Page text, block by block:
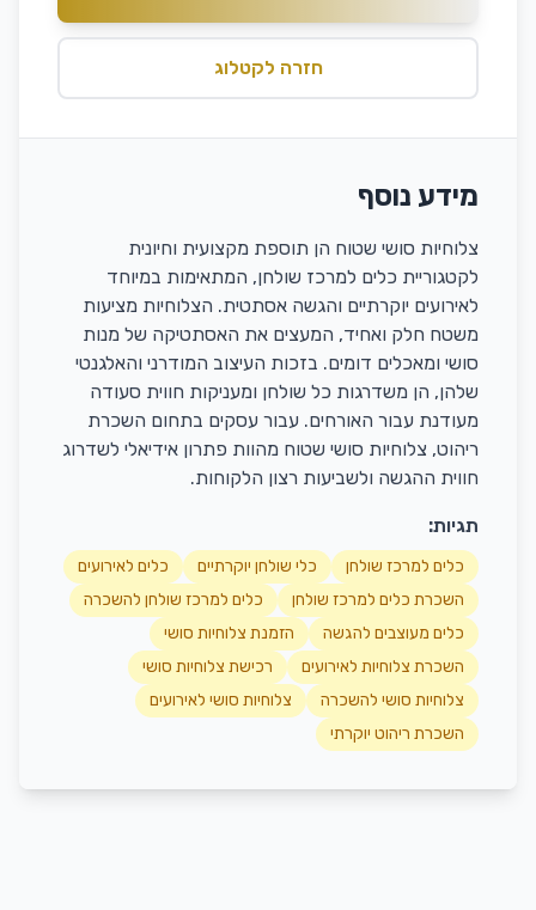
חזרה לקטלוג
מידע נוסף
צלוחיות סושי שטוח הן תוספת מקצועית וחיונית
לקטגוריית כלים למרכז שולחן, המתאימות במיוחד
לאירועים יוקרתיים והגשה אסתטית. הצלוחיות מציעות
משטח חלק ואחיד, המעצים את האסתטיקה של מנות
סושי ומאכלים דומים. בזכות העיצוב המודרני והאלגנטי
שלהן, הן משדרגות כל שולחן ומעניקות חווית סעודה
מעודנת עבור האורחים. עבור עסקים בתחום השכרת
ריהוט, צלוחיות סושי שטוח מהוות פתרון אידיאלי לשדרוג
חווית ההגשה ולשביעות רצון הלקוחות.
תגיות:
כלים למרכז שולחן כלי שולחן יוקרתיים
כלים לאירועים
השכרת כלים למרכז שולחן
כלים למרכז שולחן להשכרה
כלים מעוצבים להגשה
הזמנת צלוחיות סושי
השכרת צלוחיות לאירועים
רכישת צלוחיות סושי
צלוחיות סושי להשכרה
צלוחיות סושי לאירועים
השכרת ריהוט יוקרתי